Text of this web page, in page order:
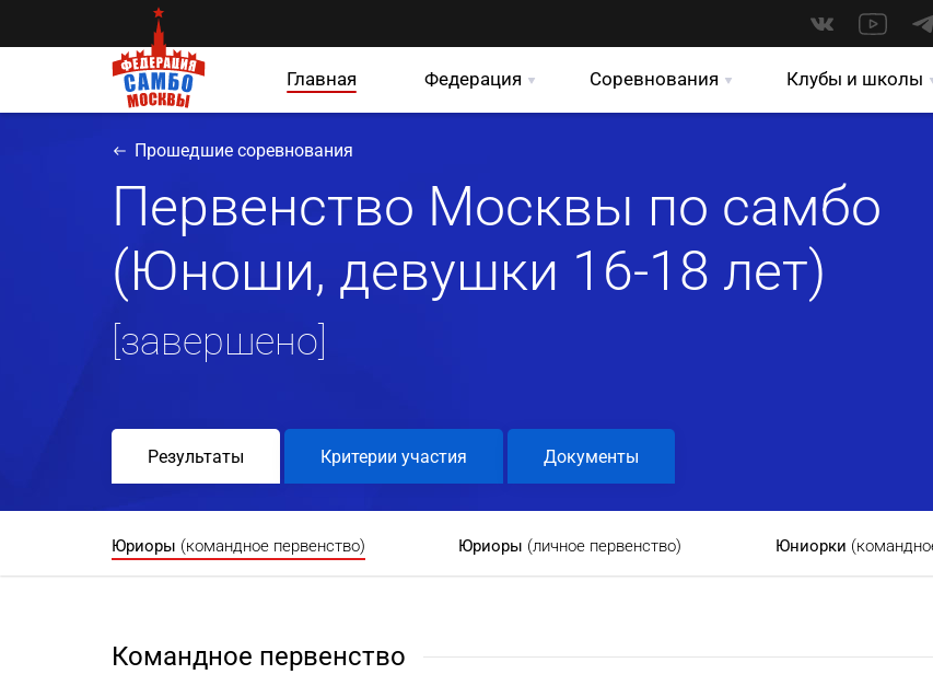
Главная Федерация Соревнования Клубы и школы
Прошедшие соревнования
Первенство Москвы по самбо
(Юноши, девушки 16-18 лет)
[завершено]
Результаты Критерии участия Документы
Юриоры (командное первенство) Юриоры (личное первенство) Юниорки
Командное первенство